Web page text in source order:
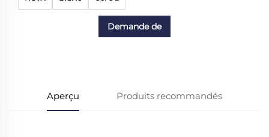
Demande de
Aperçu Produits recommandés